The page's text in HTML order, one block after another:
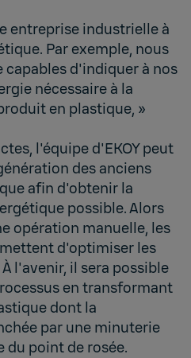
entreprise industrielle à
Par exemple, nous
d'indiquer à nos
nécessaire à la
en plastique, »
l'équipe d'EKOY peut
des anciens
afin d'obtenir la
possible. Alors
opération manuelle, les
d'optimiser les
l'avenir, il sera possible
en transformant
dont la
par une minuterie
du point de rosée.